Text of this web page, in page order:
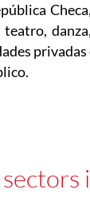
privadas